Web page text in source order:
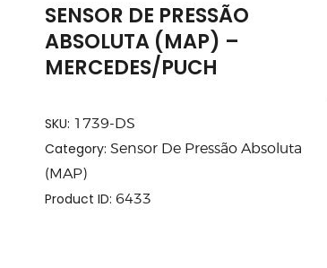
SENSOR DE PRESSÃO
ABSOLUTA (MAP) –
MERCEDES/PUCH
SKU: 1739-DS
Category: Sensor De Pressão Absoluta
(MAP)
Product ID: 6433